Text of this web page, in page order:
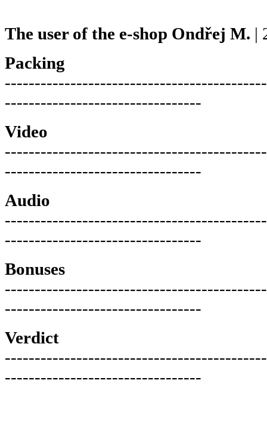
The user of the e-shop Ondřej M. |
Packing
---------------------------------
Video
---------------------------------
Audio
---------------------------------
Bonuses
---------------------------------
Verdict
---------------------------------